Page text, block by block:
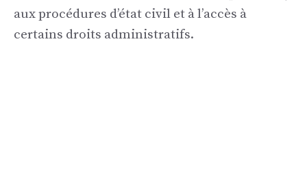
aux procédures d’état civil et à l’accès à
certains droits administratifs.